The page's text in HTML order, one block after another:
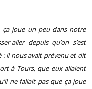
ça joue un peu dans notre
aller depuis qu’on s’est
: il nous avait prévenu et dit
à Tours, que eux allaient
ne fallait pas que ça joue